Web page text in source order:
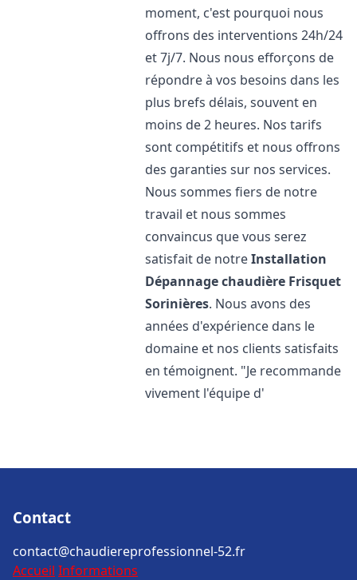
moment, c'est pourquoi nous
offrons des interventions 24h/24
et 7j/7. Nous nous efforçons de
répondre à vos besoins dans les
plus brefs délais, souvent en
moins de 2 heures. Nos tarifs
sont compétitifs et nous offrons
des garanties sur nos services.
Nous sommes fiers de notre
travail et nous sommes
convaincus que vous serez
satisfait de notreInstallation
Dépannage chaudière Frisquet
Sorinières. Nous avons des
années d'expérience dans le
domaine et nos clients satisfaits
en témoignent. "Je recommande
vivement l'équipe d'
Contact
contact@chaudiereprofessionnel-52.fr
Accueil Informations